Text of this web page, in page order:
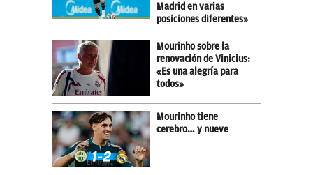
Madrid en varias
posiciones diferentes»
Mourinho sobre la
renovación de Vinicius:
«Es una alegría para
todos»
Mourinho tiene
cerebro… y nueve